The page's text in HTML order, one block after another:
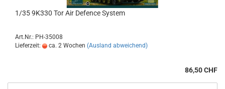
1/35 9K330 Tor Air Defence System
Art.Nr.: PH-35008
Lieferzeit:
ca. 2 Wochen (Ausland abweichend)
86,50 CHF